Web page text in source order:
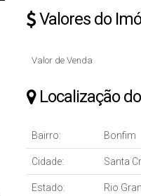
Valores do
Valor de Venda
Localização
Bairro: Bonfim
Cidade: Santa
Estado: Rio